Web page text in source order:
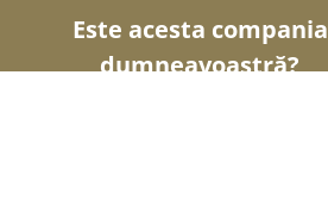
Este acesta compania
dumneavoastră?